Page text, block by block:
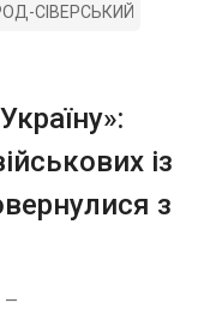
СІВЕРСЬКИЙ
із
з
—